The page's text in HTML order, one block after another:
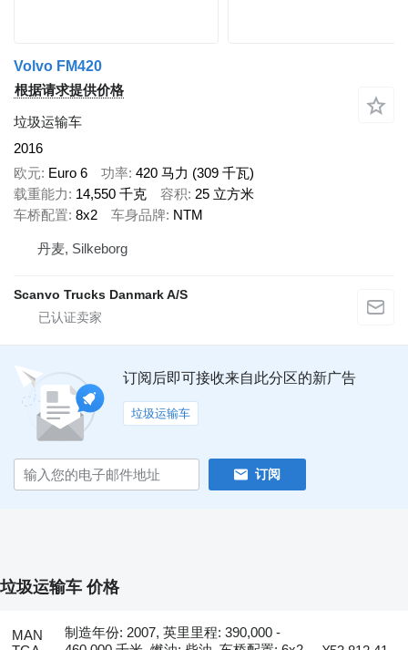
Volvo FM420
根据请求提供价格
垃圾运输车
2016
欧元 Euro 6 功率 420 马力 (309 千瓦)
载重能力
14,550 千克 容积 25 立方米
车桥配置 8x2 车身品牌 NTM
丹麦, Silkeborg
Scanvo Trucks Danmark A/S
订阅后即可接收来自此分区的新广告
垃圾运输车
订阅
垃圾运输车 价格
MAN
制造年份: 2007, 英里里程: 390,000 -